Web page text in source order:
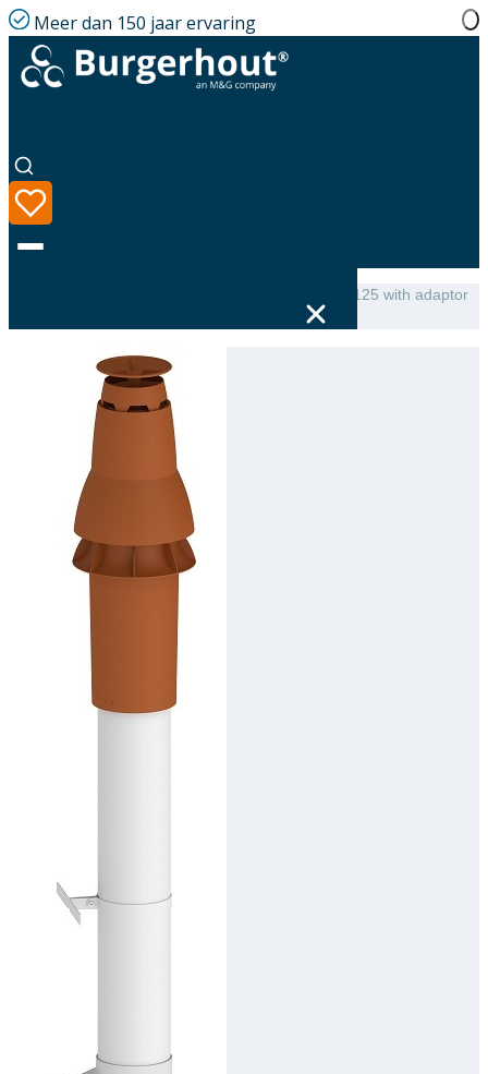
Meer dan 150 jaar ervaring
Assortiment
Oplossingen
Downloads
Academy
Over ons
Contact
Roof terminal Skyline PP 80/125 with adaptor